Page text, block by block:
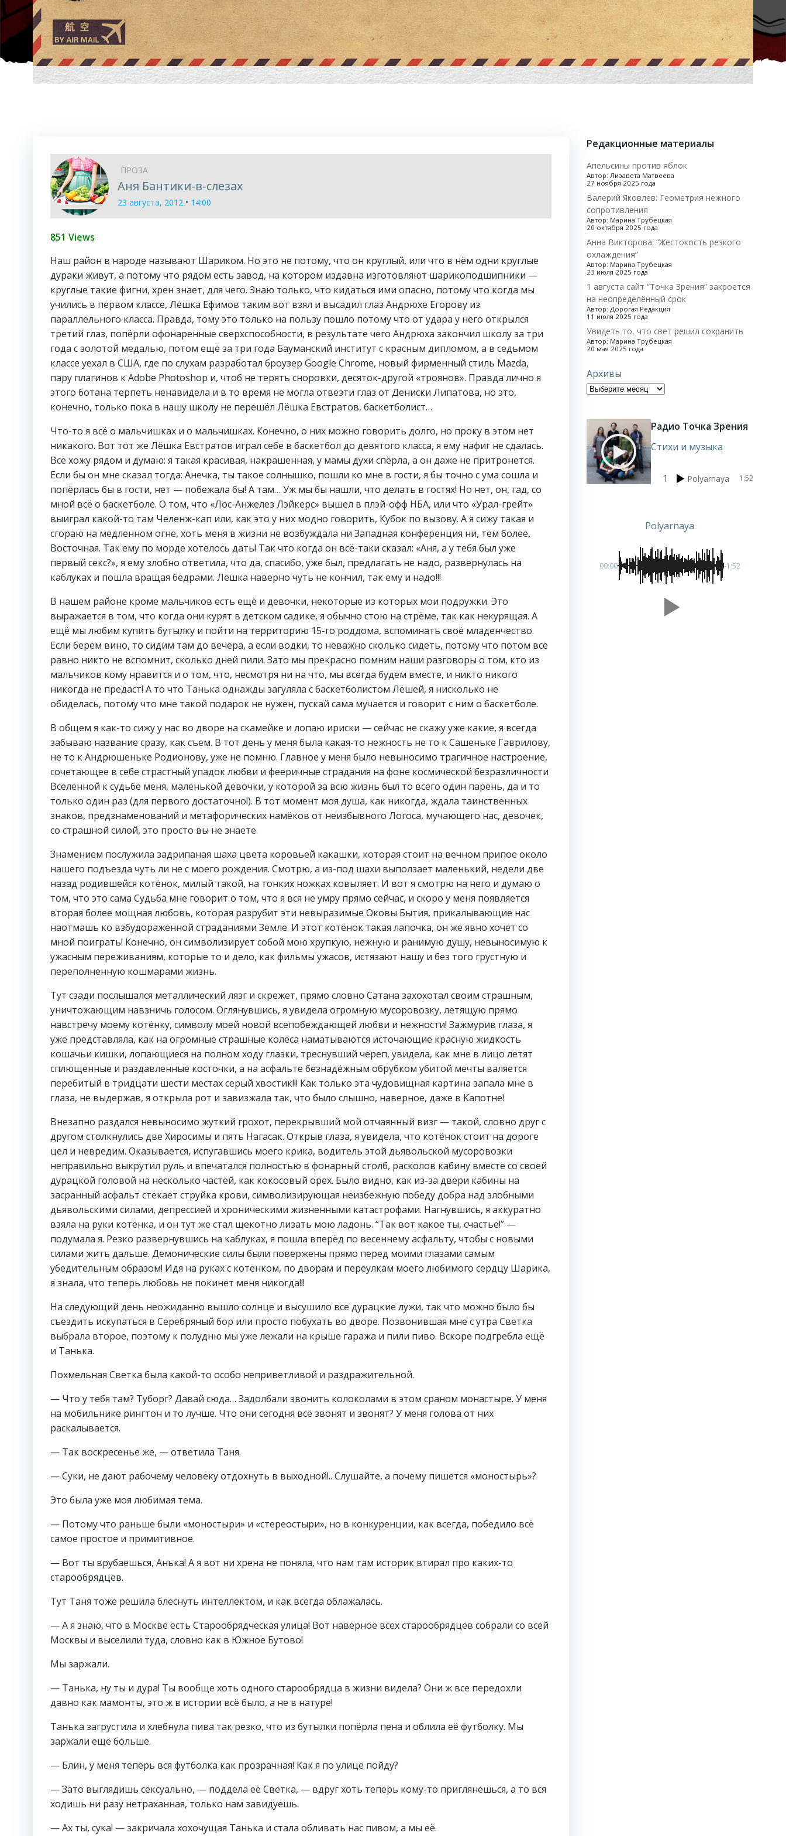
ПРОЗА
Аня Бантики-в-слезах
23 августа, 2012 • 14:00
851 Views
Наш район в народе называют Шариком. Но это не потому, что он круглый, или что в нём одни круглые
дураки живут, а потому что рядом есть завод, на котором издавна изготовляют шарикоподшипники —
круглые такие фигни, хрен знает, для чего. Знаю только, что кидаться ими опасно, потому что когда мы
учились в первом классе, Лёшка Ефимов таким вот взял и высадил глаз Андрюхе Егорову из
параллельного класса. Правда, тому это только на пользу пошло потому что от удара у него открылся
третий глаз, попёрли офонаренные сверхспособности, в результате чего Андрюха закончил школу за три
года с золотой медалью, потом ещё за три года Бауманский институт с красным дипломом, а в седьмом
классе уехал в США, где по слухам разработал броузер Google Chrome, новый фирменный стиль Mazda,
пару плагинов к Adobe Photoshop и, чтоб не терять сноровки, десяток-другой «троянов». Правда лично я
этого ботана терпеть ненавидела и в то время не могла отвезти глаз от Дениски Липатова, но это,
конечно, только пока в нашу школу не перешёл Лёшка Евстратов, баскетболист…
Что-то я всё о мальчишках и о мальчишках. Конечно, о них можно говорить долго, но проку в этом нет
никакого. Вот тот же Лёшка Евстратов играл себе в баскетбол до девятого класса, я ему нафиг не сдалась.
Всё хожу рядом и думаю: я такая красивая, накрашенная, у мамы духи спёрла, а он даже не притронется.
Если бы он мне сказал тогда: Анечка, ты такое солнышко, пошли ко мне в гости, я бы точно с ума сошла и
попёрлась бы в гости, нет — побежала бы! А там… Уж мы бы нашли, что делать в гостях! Но нет, он, гад, со
мной всё о баскетболе. О том, что «Лос-Анжелез Лэйкерс» вышел в плэй-офф НБА, или что «Урал-грейт»
выиграл какой-то там Челенж-кап или, как это у них модно говорить, Кубок по вызову. А я сижу такая и
сгораю на медленном огне, хоть меня в жизни не возбуждала ни Западная конференция ни, тем более,
Восточная. Так ему по морде хотелось дать! Так что когда он всё-таки сказал: «Аня, а у тебя был уже
первый секс?», я ему злобно ответила, что да, спасибо, уже был, предлагать не надо, развернулась на
каблуках и пошла вращая бёдрами. Лёшка наверно чуть не кончил, так ему и надо!!!
В нашем районе кроме мальчиков есть ещё и девочки, некоторые из которых мои подружки. Это
выражается в том, что когда они курят в детском садике, я обычно стою на стрёме, так как некурящая. А
ещё мы любим купить бутылку и пойти на территорию 15-го роддома, вспоминать своё младенчество.
Если берём вино, то сидим там до вечера, а если водки, то неважно сколько сидеть, потому что потом всё
равно никто не вспомнит, сколько дней пили. Зато мы прекрасно помним наши разговоры о том, кто из
мальчиков кому нравится и о том, что, несмотря ни на что, мы всегда будем вместе, и никто никого
никогда не предаст! А то что Танька однажды загуляла с баскетболистом Лёшей, я нисколько не
обиделась, потому что мне такой подарок не нужен, пускай сама мучается и говорит с ним о баскетболе.
В общем я как-то сижу у нас во дворе на скамейке и лопаю ириски — сейчас не скажу уже какие, я всегда
забываю название сразу, как съем. В тот день у меня была какая-то нежность не то к Сашеньке Гаврилову,
не то к Андрюшеньке Родионову, уже не помню. Главное у меня было невыносимо трагичное настроение,
сочетающее в себе страстный упадок любви и фееричные страдания на фоне космической безразличности
Вселенной к судьбе меня, маленькой девочки, у которой за всю жизнь был то всего один парень, да и то
только один раз (для первого достаточно!). В тот момент моя душа, как никогда, ждала таинственных
знаков, предзнаменований и метафорических намёков от неизбывного Логоса, мучающего нас, девочек,
со страшной силой, это просто вы не знаете.
Знамением послужила задрипаная шаха цвета коровьей какашки, которая стоит на вечном припое около
нашего подъезда чуть ли не с моего рождения. Смотрю, а из-под шахи выползает маленький, недели две
назад родившейся котёнок, милый такой, на тонких ножках ковыляет. И вот я смотрю на него и думаю о
том, что это сама Судьба мне говорит о том, что я вся не умру прямо сейчас, и скоро у меня появляется
вторая более мощная любовь, которая разрубит эти невыразимые Оковы Бытия, прикалывающие нас
наотмашь ко взбудораженной страданиями Земле. И этот котёнок такая лапочка, он же явно хочет со
мной поиграть! Конечно, он символизирует собой мою хрупкую, нежную и ранимую душу, невыносимую к
ужасным переживаниям, которые то и дело, как фильмы ужасов, истязают нашу и без того грустную и
переполненную кошмарами жизнь.
Тут сзади послышался металлический лязг и скрежет, прямо словно Сатана захохотал своим страшным,
уничтожающим навзничь голосом. Оглянувшись, я увидела огромную мусоровозку, летящую прямо
навстречу моему котёнку, символу моей новой всепобеждающей любви и нежности! Зажмурив глаза, я
уже представляла, как на огромные страшные колёса наматываются источающие красную жидкость
кошачьи кишки, лопающиеся на полном ходу глазки, треснувший череп, увидела, как мне в лицо летят
сплющенные и раздавленные косточки, а на асфальте безнадёжным обрубком убитой мечты валяется
перебитый в тридцати шести местах серый хвостик!!! Как только эта чудовищная картина запала мне в
глаза, не выдержав, я открыла рот и завизжала так, что было слышно, наверное, даже в Капотне!
Внезапно раздался невыносимо жуткий грохот, перекрывший мой отчаянный визг — такой, словно друг с
другом столкнулись две Хиросимы и пять Нагасак. Открыв глаза, я увидела, что котёнок стоит на дороге
цел и невредим. Оказывается, испугавшись моего крика, водитель этой дьявольской мусоровозки
неправильно выкрутил руль и впечатался полностью в фонарный столб, расколов кабину вместе со своей
дурацкой головой на несколько частей, как кокосовый орех. Было видно, как из-за двери кабины на
засранный асфальт стекает струйка крови, символизирующая неизбежную победу добра над злобными
дьявольскими силами, депрессией и хроническими жизненными катастрофами. Нагнувшись, я аккуратно
взяла на руки котёнка, и он тут же стал щекотно лизать мою ладонь. “Так вот какое ты, счастье!” —
подумала я. Резко развернувшись на каблуках, я пошла вперёд по весеннему асфальту, чтобы с новыми
силами жить дальше. Демонические силы были повержены прямо перед моими глазами самым
убедительным образом! Идя на руках с котёнком, по дворам и переулкам моего любимого сердцу Шарика,
я знала, что теперь любовь не покинет меня никогда!!!
На следующий день неожиданно вышло солнце и высушило все дурацкие лужи, так что можно было бы
съездить искупаться в Серебряный бор или просто побухать во дворе. Позвонившая мне с утра Светка
выбрала второе, поэтому к полудню мы уже лежали на крыше гаража и пили пиво. Вскоре подгребла ещё
и Танька.
Похмельная Светка была какой-то особо неприветливой и раздражительной.
— Что у тебя там? Туборг? Давай сюда… Задолбали звонить колоколами в этом сраном монастыре. У меня
на мобильнике рингтон и то лучше. Что они сегодня всё звонят и звонят? У меня голова от них
раскалывается.
— Так воскресенье же, — ответила Таня.
— Суки, не дают рабочему человеку отдохнуть в выходной!.. Слушайте, а почему пишется «моностырь»?
Это была уже моя любимая тема.
— Потому что раньше были «моностыри» и «стереостыри», но в конкуренции, как всегда, победило всё
самое простое и примитивное.
— Вот ты врубаешься, Анька! А я вот ни хрена не поняла, что нам там историк втирал про каких-то
старообрядцев.
Тут Таня тоже решила блеснуть интеллектом, и как всегда облажалась.
— А я знаю, что в Москве есть Старообрядческая улица! Вот наверное всех старообрядцев собрали со всей
Москвы и выселили туда, словно как в Южное Бутово!
Мы заржали.
— Танька, ну ты и дура! Ты вообще хоть одного старообрядца в жизни видела? Они ж все передохли
давно как мамонты, это ж в истории всё было, а не в натуре!
Танька загрустила и хлебнула пива так резко, что из бутылки попёрла пена и облила её футболку. Мы
заржали ещё больше.
— Блин, у меня теперь вся футболка как прозрачная! Как я по улице пойду?
— Зато выглядишь сексуально, — поддела её Светка, — вдруг хоть теперь кому-то приглянешься, а то вся
ходишь ни разу нетраханная, только нам завидуешь.
— Ах ты, сука! — закричала хохочущая Танька и стала обливать нас пивом, а мы её.
Редакционные материалы
Апельсины против яблок
Автор: Лизавета Матвеева
27 ноября 2025 года
Валерий Яковлев: Геометрия нежного
сопротивления
Автор: Марина Трубецкая
20 октября 2025 года
Анна Викторова: “Жестокость резкого
охлаждения”
Автор: Марина Трубецкая
23 июля 2025 года
1 августа сайт “Точка Зрения” закроется
на неопределённый срок
Автор: Дорогая Редакция
11 июля 2025 года
Увидеть то, что свет решил сохранить
Автор: Марина Трубецкая
20 мая 2025 года
Архивы
Радио Точка Зрения
Стихи и музыка
1 Polyarnaya 1:52
Polyarnaya
00:00 -1:52